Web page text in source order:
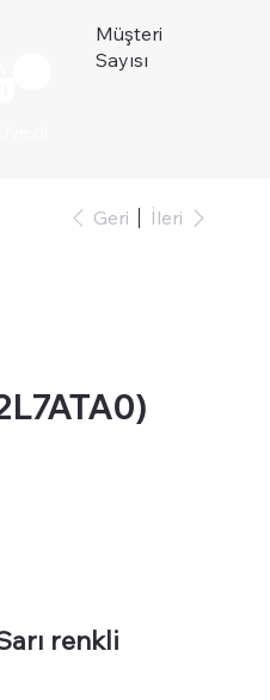
Müşteri
Sayısı
Geri İleri
renkli